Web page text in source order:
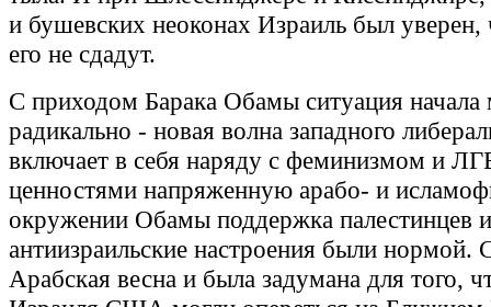
и бушевских неоконах Израиль был
его не сдадут.
С приходом Барака Обамы ситуация начала
радикально - новая волна западного
включает в себя наряду с феминизмом и
ценностями напряженную арабо- и
окружении Обамы поддержка палестинцев и
антиизраильские настроения были нормой.
Арабская весна и была задумана для того,